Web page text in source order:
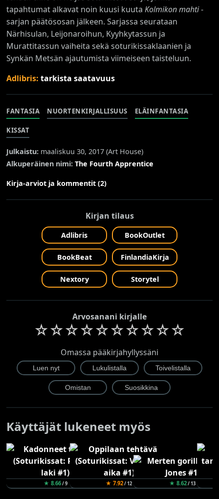
tapahtumat alkavat noin kuusi kuutaKolmikon mahti-
sarjan päätösosan jälkeen. Sarjassa seurataan
Närhisulan, Leijonaroihun, Kyyhkytassun ja
Murattitassun vaiheita sekä soturikissaklaanien ja
Synkän Metsän ajautumista viimeiseen taisteluun.
Adlibris:tarkista saatavuus
FANTASIA NUORTENKIRJALLISUUS ELÄINFANTASIA
KISSAT
Julkaistu: maaliskuu 30, 2017 (Art House)
Alkuperäinen nimi: The Fourth Apprentice
Kirja-arviot ja kommentit (2)
Kirjan tilaus
Adlibris BookOutlet
BookBeat FinlandiaKirja
Nextory Storytel
Arvosanani kirjalle
☆☆☆☆☆☆☆☆☆☆
Omassa pääkirjahyllyssäni
Käyttäjät lukeneet myös
★ 8.66/ 9 ★ 7.92/ 12 ★ 8.62/ 13